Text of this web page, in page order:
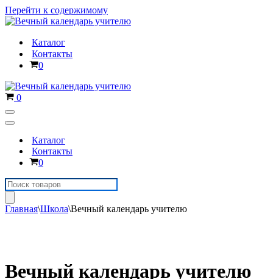
Перейти к содержимому
Каталог
Контакты
Корзина
0
Корзина
0
Меню
навигации
Меню
навигацииКаталог
Контакты
Корзина
0
Поиск
товаров
Главная\Школа\Вечный календарь учителю
Вечный календарь учителю